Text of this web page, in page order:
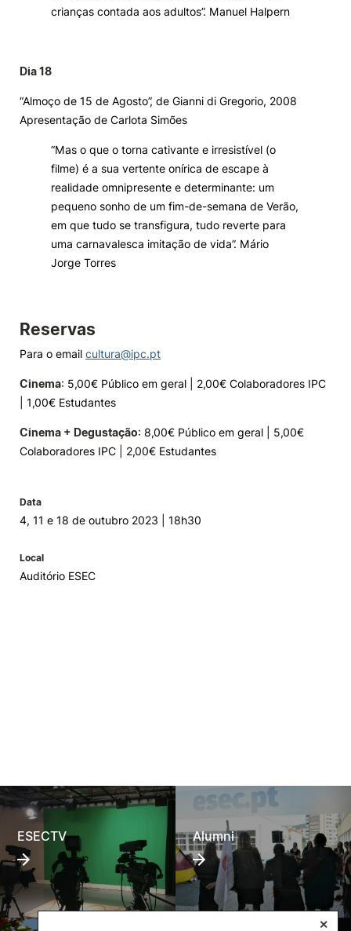
✕
crianças contada aos adultos”. Manuel Halpern
Dia 18
“Almoço de 15 de Agosto”, de Gianni di Gregorio, 2008
Apresentação de Carlota Simões
“Mas o que o torna cativante e irresistível (o
filme) é a sua vertente onírica de escape à
realidade omnipresente e determinante: um
pequeno sonho de um fim-de-semana de Verão,
em que tudo se transfigura, tudo reverte para
uma carnavalesca imitação de vida”. Mário
Jorge Torres
Reservas
Para o email cultura@ipc.pt
Cinema: 5,00€ Público em geral | 2,00€ Colaboradores IPC
| 1,00€ Estudantes
Cinema + Degustação: 8,00€ Público em geral | 5,00€
Colaboradores IPC | 2,00€ Estudantes
Data
4, 11 e 18 de outubro 2023 | 18h30
Local
Auditório ESEC
ESECTV Alumni